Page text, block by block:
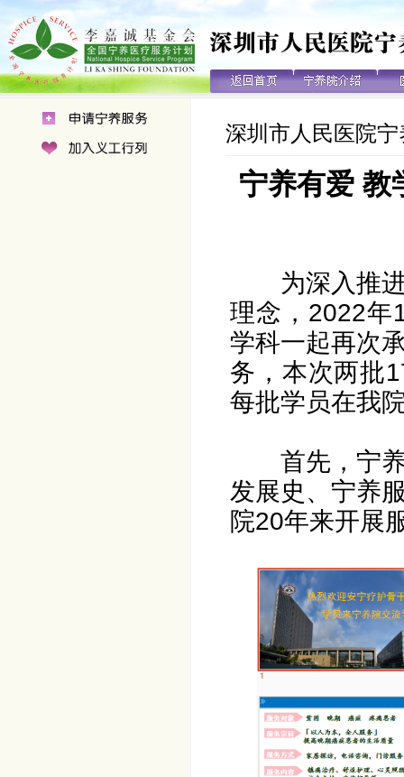
深圳市人民医院宁
宁养有爱
为深入推
理念，2022年
学科一起再次
务，本次两批
每批学员在我
首先， 宁
发展史、宁养
院20年来开展